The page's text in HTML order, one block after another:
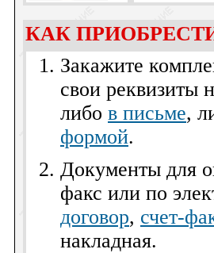
КАК
Закажите
свои реквизиты
либо в письме,
формой.
Документы для
факс или по
договор, счет-
накладная.